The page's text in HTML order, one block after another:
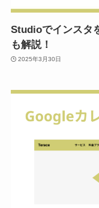
Studioでインスタ
も解説！
2025年3月30日